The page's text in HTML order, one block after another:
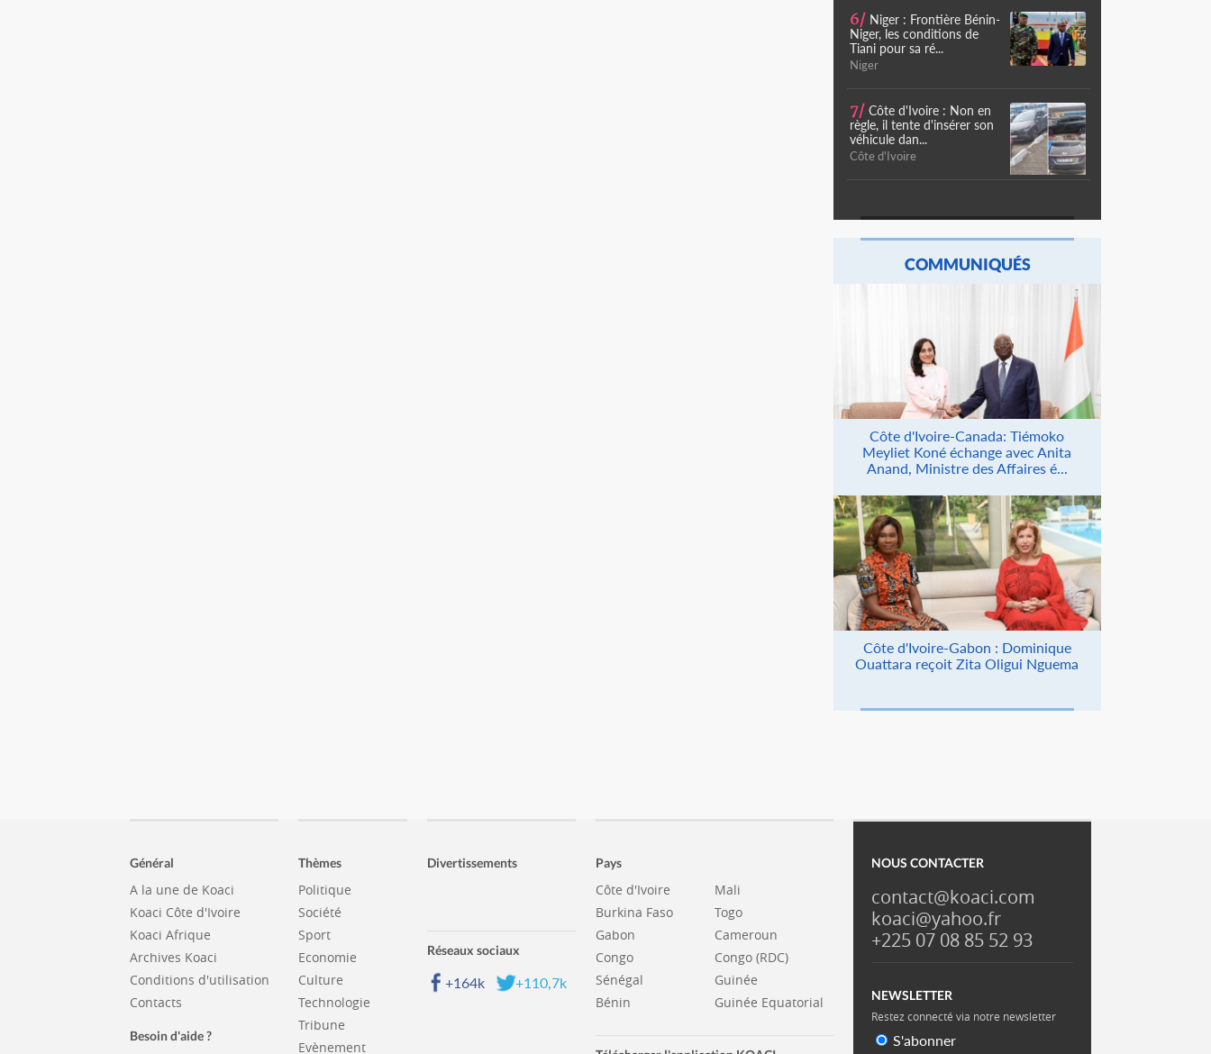
6/ Niger : Frontière Bénin-
Niger, les conditions de
Tiani pour sa ré...
Niger
7/ Côte d'Ivoire : Non en
règle, il tente d'insérer son
véhicule dan...
Côte d'Ivoire
COMMUNIQUÉS
Côte d'Ivoire-Canada: Tiémoko
Meyliet Koné échange avec Anita
Anand, Ministre des Affaires é...
Côte d'Ivoire-Gabon : Dominique
Ouattara reçoit Zita Oligui Nguema
Général
A la une de Koaci
Koaci Côte d'Ivoire
Koaci Afrique
Archives Koaci
Conditions d'utilisation
Contacts
Besoin d'aide ?
Thèmes
Politique
Société
Sport
Economie
Culture
Technologie
Tribune
Evènement
Divertissements
Réseaux sociaux
+164k +110,7k
Pays
Côte d'Ivoire
Burkina Faso
Gabon
Congo
Sénégal
Bénin
Mali
Togo
Cameroun
Congo (RDC)
Guinée
Guinée Equatorial
NOUS CONTACTER
contact@koaci.com
koaci@yahoo.fr
+225 07 08 85 52 93
NEWSLETTER
Restez connecté via notre newsletter
S'abonner